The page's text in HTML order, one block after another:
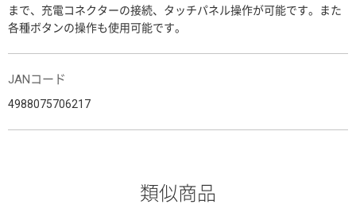
まで、充電コネクターの接続、タッチパネル操作が可能です。また
各種ボタンの操作も使用可能です。
JANコード
4988075706217
類似商品